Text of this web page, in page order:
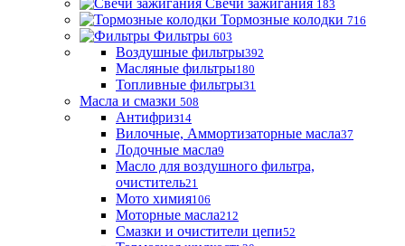
Свечи зажигания 183
Тормозные колодки 716
Фильтры 603
Воздушные фильтры392
Масляные фильтры180
Топливные фильтры31
Масла и смазки 508
Антифриз14
Вилочные, Аммортизаторные масла37
Лодочные масла9
Масло для воздушного фильтра,
очиститель21
Мото химия106
Моторные масла212
Смазки и очистители цепи52